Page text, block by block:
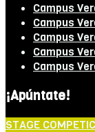
Campus
Campus
Campus
Campus
Campus
¡Apúntate!
STAGE